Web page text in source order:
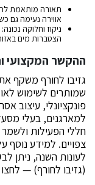
תאורה מותאמת
אווירה נעימה גם
ניקוז וחלוקה
הצטברות מים
ההקשר המקצועי
גזיבו לחורף משקף
שמותרים לשימוש
פונקציונלי, עיצוב
למארגנים, בעלי
חללי הפעילות ולשמר
צפויים. למידע נוסף
לעונות השנה, ניתן
(גזיבו לחורף) —